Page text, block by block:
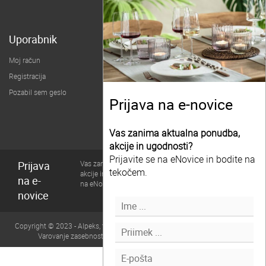
Prijava na e-novice
Vas zanima aktualna ponudba,
akcije in ugodnosti?
Prijavite se na eNovice in bodite na
tekočem.
Uporabnik
Moj račun
Registracija
Pozabil sem geslo
Prijava
na e-
novice
Vas zanima aktualna ponudba,
akcije in ugodnosti? Prijavite se
na eNovice in bodite na tekočem.
Copyright © 2023 - Alpeks, trgovsko podjetje, d.o.o., Vse pravice pridržane |
Varovanje zasebnosti in piškoti| Zasnova in izvedba: